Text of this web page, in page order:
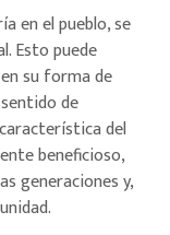
en el pueblo, se
Esto puede
su forma de
de
del
beneficioso,
generaciones y,